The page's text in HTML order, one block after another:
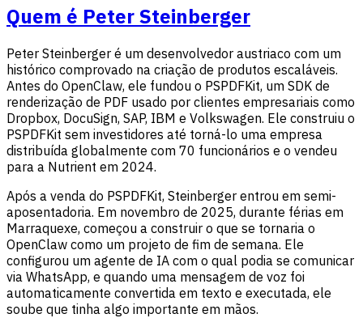
Quem é Peter Steinberger
Peter Steinberger é um desenvolvedor austriaco com um
histórico comprovado na criação de produtos escaláveis.
Antes do OpenClaw, ele fundou o PSPDFKit, um SDK de
renderização de PDF usado por clientes empresariais como
Dropbox, DocuSign, SAP, IBM e Volkswagen. Ele construiu o
PSPDFKit sem investidores até torná-lo uma empresa
distribuída globalmente com 70 funcionários e o vendeu
para a Nutrient em 2024.
Após a venda do PSPDFKit, Steinberger entrou em semi-
aposentadoria. Em novembro de 2025, durante férias em
Marraquexe, começou a construir o que se tornaria o
OpenClaw como um projeto de fim de semana. Ele
configurou um agente de IA com o qual podia se comunicar
via WhatsApp, e quando uma mensagem de voz foi
automaticamente convertida em texto e executada, ele
soube que tinha algo importante em mãos.